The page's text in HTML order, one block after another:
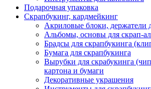
Подарочная упаковка
Скрапбукинг, кардмейкинг
Акриловые блоки, держатели
Альбомы, основы для скрап-
Брадсы для скрапбукинга
Бумага для скрапбукинга
Вырубки для скрабукинга
картона и бумаги
Декоративные украшения